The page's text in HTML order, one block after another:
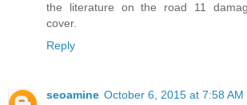
the literature on the road 11
cover.
Reply
seoamine October 6, 2015 at 7:58 AM